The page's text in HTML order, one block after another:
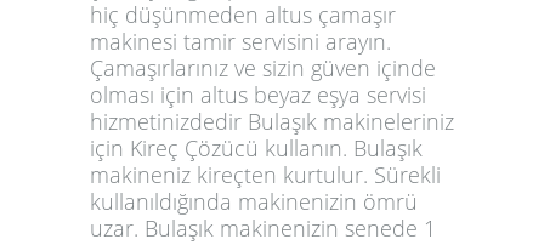
hiç düşünmeden altus çamaşır
makinesi tamir servisini arayın.
Çamaşırlarınız ve sizin güven içinde
olması için altus beyaz eşya servisi
hizmetinizdedir Bulaşık makineleriniz
için Kireç Çözücü kullanın. Bulaşık
makineniz kireçten kurtulur. Sürekli
kullanıldığında makinenizin ömrü
uzar. Bulaşık makinenizin senede 1